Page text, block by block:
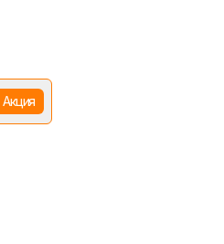
Акция